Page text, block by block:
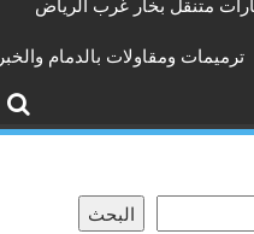
متنقل بخار غرب الرياض
ترميمات ومقاولات بالدمام والخبر
البحث